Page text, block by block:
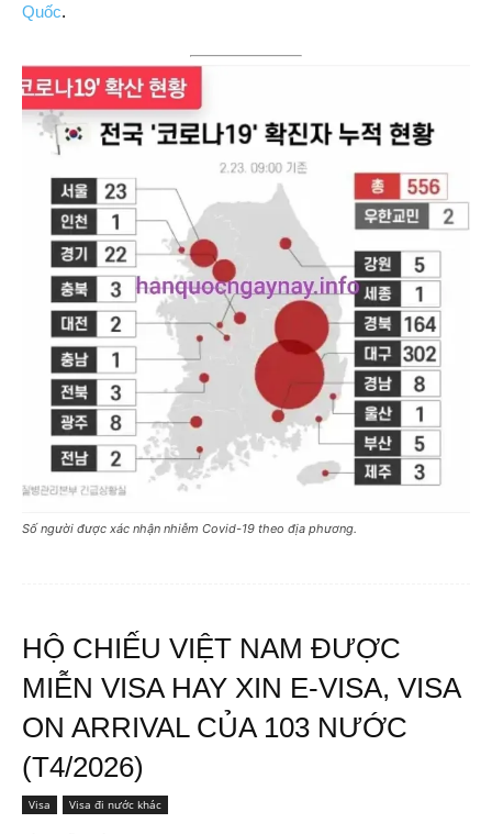
Quốc.
Số người được xác nhận nhiễm Covid-19 theo địa phương.
HỘ CHIẾU VIỆT NAM ĐƯỢC
MIỄN VISA HAY XIN E-VISA, VISA
ON ARRIVAL CỦA 103 NƯỚC
(T4/2026)
Visa Visa đi nước khác